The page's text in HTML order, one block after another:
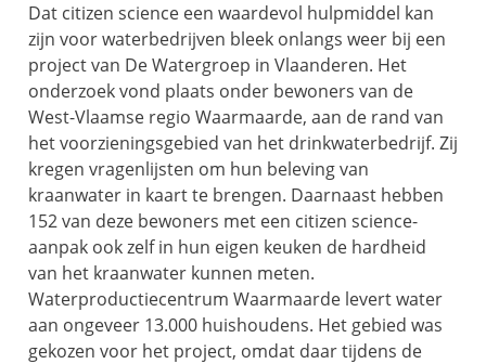
Dat citizen science een waardevol hulpmiddel kan
zijn voor waterbedrijven bleek onlangs weer bij een
project van De Watergroep in Vlaanderen. Het
onderzoek vond plaats onder bewoners van de
West-Vlaamse regio Waarmaarde, aan de rand van
het voorzieningsgebied van het drinkwaterbedrijf. Zij
kregen vragenlijsten om hun beleving van
kraanwater in kaart te brengen. Daarnaast hebben
152 van deze bewoners met een citizen science-
aanpak ook zelf in hun eigen keuken de hardheid
van het kraanwater kunnen meten.
Waterproductiecentrum Waarmaarde levert water
aan ongeveer 13.000 huishoudens. Het gebied was
gekozen voor het project, omdat daar tijdens de